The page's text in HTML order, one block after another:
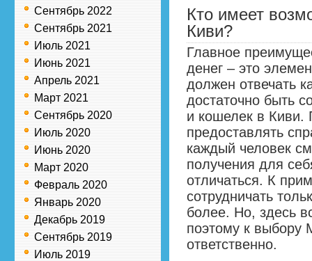
Сентябрь 2022
Сентябрь 2021
Июль 2021
Июнь 2021
Апрель 2021
Март 2021
Сентябрь 2020
Июль 2020
Июнь 2020
Март 2020
Февраль 2020
Январь 2020
Декабрь 2019
Сентябрь 2019
Июль 2019
Кто имеет
Киви?
Главное
денег – это
должен отвечать
достаточно быть
и кошелек в Киви.
предоставлять
каждый человек
получения для
отличаться. К
сотрудничать
более. Но, здесь
поэтому к выбору
ответственно.